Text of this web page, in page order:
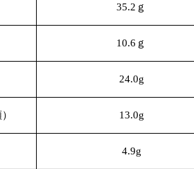
35.2 ｇ
10.6 ｇ
24.0g
13.0g
4.9g